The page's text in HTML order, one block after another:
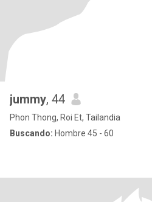
jummy, 44
Phon Thong, Roi Et, Tailandia
Buscando: Hombre 45 - 60